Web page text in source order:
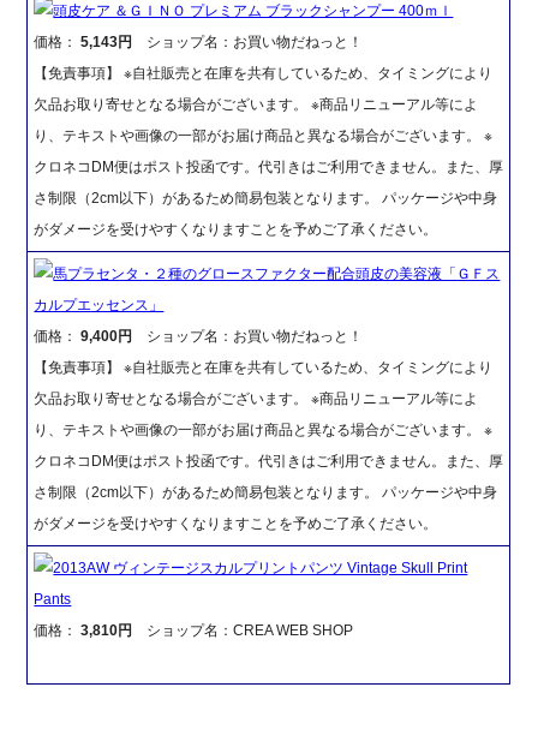
頭皮ケア ＆ＧＩＮＯ プレミアム ブラックシャンプー 400ｍｌ
価格：5,143円
ショップ名：お買い物だねっと！
【免責事項】 ※自社販売と在庫を共有しているため、タイミングにより
欠品お取り寄せとなる場合がございます。 ※商品リニューアル等によ
り、テキストや画像の一部がお届け商品と異なる場合がございます。 ※
クロネコDM便はポスト投函です。代引きはご利用できません。また、厚
さ制限（2cm以下）があるため簡易包装となります。 パッケージや中身
がダメージを受けやすくなりますことを予めご了承ください。
馬プラセンタ・２種のグロースファクター配合頭皮の美容液「ＧＦス
カルプエッセンス」
価格：9,400円
ショップ名：お買い物だねっと！
【免責事項】 ※自社販売と在庫を共有しているため、タイミングにより
欠品お取り寄せとなる場合がございます。 ※商品リニューアル等によ
り、テキストや画像の一部がお届け商品と異なる場合がございます。 ※
クロネコDM便はポスト投函です。代引きはご利用できません。また、厚
さ制限（2cm以下）があるため簡易包装となります。 パッケージや中身
がダメージを受けやすくなりますことを予めご了承ください。
2013AW ヴィンテージスカルプリントパンツ Vintage Skull Print
Pants
価格：3,810円 ショップ名：CREA WEB SHOP